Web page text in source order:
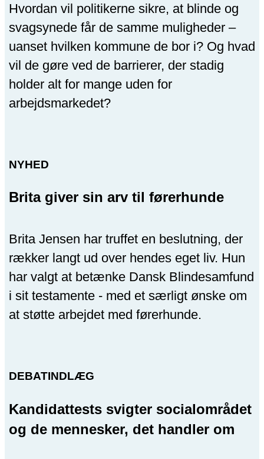
Hvordan vil politikerne sikre, at blinde og
svagsynede får de samme muligheder –
uanset hvilken kommune de bor i? Og hvad
vil de gøre ved de barrierer, der stadig
holder alt for mange uden for
arbejdsmarkedet?
NYHED
Brita giver sin arv til førerhunde
Brita Jensen har truffet en beslutning, der
rækker langt ud over hendes eget liv. Hun
har valgt at betænke Dansk Blindesamfund
i sit testamente - med et særligt ønske om
at støtte arbejdet med førerhunde.
DEBATINDLÆG
Kandidattests svigter socialområdet
og de mennesker, det handler om